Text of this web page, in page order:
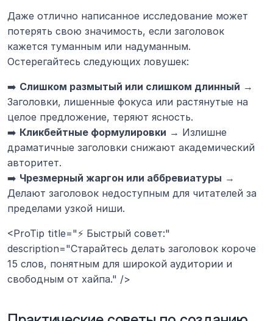
Даже отлично написанное исследование может
потерять свою значимость, если заголовок
кажется туманным или надуманным.
Остерегайтесь следующих ловушек:
➡️ Слишком размытый или слишком длинный →
Заголовки, лишенные фокуса или растянутые на
целое предложение, теряют ясность.
➡️ Кликбейтные формулировки → Излишне
драматичные заголовки снижают академический
авторитет.
➡️ Чрезмерный жаргон или аббревиатуры →
Делают заголовок недоступным для читателей за
пределами узкой ниши.
<ProTip title="⚡ Быстрый совет:"
description="Старайтесь делать заголовок короче
15 слов, понятным для широкой аудитории и
свободным от хайпа." />